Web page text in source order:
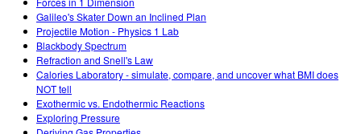
Galileo's Skater Down an Inclined Plan
Projectile Motion - Physics 1 Lab
Blackbody Spectrum
Refraction and Snell's Law
Calories Laboratory - simulate, compare, and uncover what BMI does
NOT tell
Exothermic vs. Endothermic Reactions
Exploring Pressure